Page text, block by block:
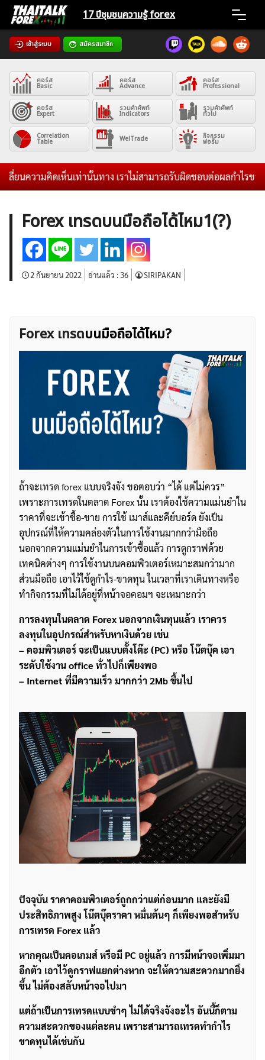
Skip
content
17 ปีชุมชนความรู้ forex
เข้าสู่ระบบ สมัครสมาชิก
Home
News
Articles
VPS Register
ค้นหา
สำหรับ:
คอร์ส
Basic
คอร์ส
Advance
คอร์ส
Professional
คอร์ส
Expert
รวมคำศัพท์
Indicators
รวมคำศัพท์
ทั่วไป
Correlation
Table WelTrade กิจกรรม
ฟอรั่ม
ความคิดเห็นเท่านั้นทาง เราไม่สามารถรับผิดชอบต่อผลกำไรขาดทุ
Forex เทรดบนมือถือได้ไหม1(?)
2 กันยายน 2022 อ่านแล้ว :36 SIRIPAKAN
Forex เทรดบนมือถือได้ไหม?
ถ้าจะเทรด forex แบบจริงจัง ขอตอบว่า “ได้ แต่ไม่ควร”
เพราะการเทรดในตลาด Forex นั้น เราต้องใช้ความแม่นยำใน
ราคาที่จะเข้าซื้อ-ขาย การใช้ เมาส์และคีย์บอร์ด ยังเป็น
อุปกรณ์ที่ให้ความคล่องตัวในการใช้งานมากกว่ามือถือ
นอกจากความแม่นยำในการเข้าซื้อแล้ว การดูกราฟด้วย
เทคนิคต่างๆ การใช้งานบนคอมพิวเตอร์เหมาะสมกว่ามาก
ส่วนมือถือ เอาไว้ใช้ดูกำไร-ขาดทุน ในเวลาที่เราเดินทางหรือ
ทำกิจกรรมที่ไม่ได้อยู่ที่หน้าจอคอมฯ จะเหมาะกว่า
การลงทุนในตลาด Forex นอกจากเงินทุนแล้ว เราควร
ลงทุนในอุปกรณ์สำหรับหาเงินด้วย เช่น
– คอมพิวเตอร์ จะเป็นแบบตั้งโต๊ะ (PC) หรือ โน๊ตบุ๊ค เอา
ระดับใช้งาน office ทั่วไปก็เพียงพอ
– Internet ที่มีความเร็ว มากกว่า 2Mb ขึ้นไป
ปัจจุบัน ราคาคอมพิวเตอร์ถูกกว่าแต่ก่อนมาก และยังมี
ประสิทธิภาพสูง โน๊ตบุ๊คราคา หมื่นต้นๆ ก็เพียงพอสำหรับ
การเทรด Forex แล้ว
หากคุณเป็นคอเกมส์ หรือมี PC อยู่แล้ว การมีหน้าจอเพิ่มมา
อีกตัว เอาไว้ดูกราฟแยกต่างหาก จะให้ความสะดวกมากยิ่ง
ขึ้น ไม่ต้องสลับหน้าจอไปมา
แต่ถ้าเป็นการเทรดแบบขำๆ ไม่ได้จริงจังอะไร อันนี้ก็ตาม
ความสะดวกของแต่ละคน เพราะสามารถเทรดทำกำไร
ขาดทุนได้เช่นกัน